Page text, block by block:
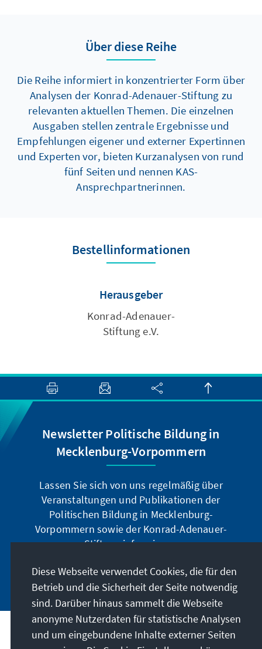
Über diese Reihe
Die Reihe informiert in konzentrierter Form über
Analysen der Konrad-Adenauer-Stiftung zu
relevanten aktuellen Themen. Die einzelnen
Ausgaben stellen zentrale Ergebnisse und
Empfehlungen eigener und externer Expertinnen
und Experten vor, bieten Kurzanalysen von rund
fünf Seiten und nennen KAS-
Ansprechpartnerinnen.
Bestellinformationen
Herausgeber
Konrad-Adenauer-
Stiftung e.V.
Newsletter Politische Bildung in
Mecklenburg-Vorpommern
Lassen Sie sich von uns regelmäßig über
Veranstaltungen und Publikationen der
Politischen Bildung in Mecklenburg-
Vorpommern sowie der Konrad-Adenauer-
Stiftung informieren.
Jetzt abonnieren
Anschrift
Diese Webseite verwendet Cookies, die für den
Betrieb und die Sicherheit der Seite notwendig
sind. Darüber hinaus sammelt die Webseite
anonyme Nutzerdaten für statistische Analysen
und um eingebundene Inhalte externer Seiten